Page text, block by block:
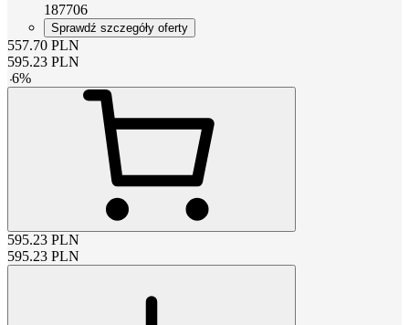
187706
Sprawdź szczegóły oferty
557.70 PLN
595.23 PLN
-6%
595.23 PLN
595.23 PLN